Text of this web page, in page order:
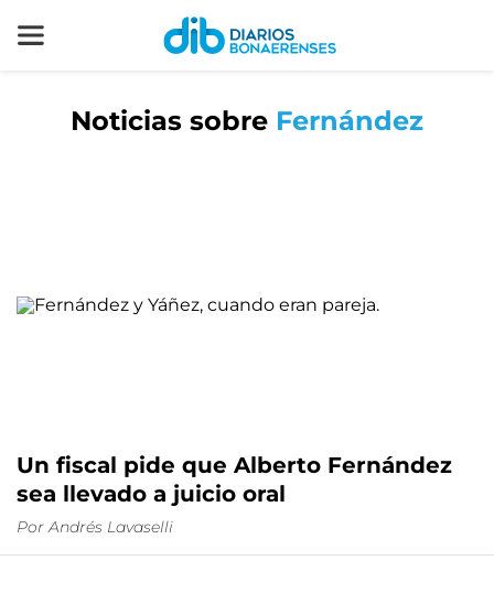
Noticias sobre Fernández
Un fiscal pide que Alberto Fernández
sea llevado a juicio oral
Por Andrés Lavaselli